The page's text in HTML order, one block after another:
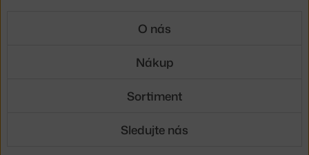
O nás
Nákup
Sortiment
Sledujte nás